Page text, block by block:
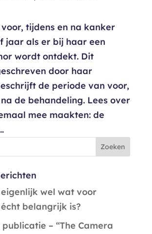
voor, tijdens en na kanker
jaar als er bij haar een
wordt ontdekt. Dit
door haar
de periode van voor,
de behandeling. Lees over
mee maakten: de
wel wat voor
belangrijk is?
– “The Camera